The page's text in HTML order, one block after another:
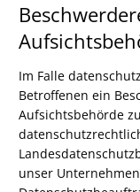
Im Falle
Betroffenen ein
Aufsichtsbehörde
unser